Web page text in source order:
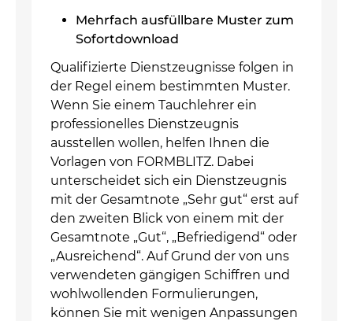
Mehrfach ausfüllbare Muster zum
Sofortdownload
Qualifizierte Dienstzeugnisse folgen in
der Regel einem bestimmten Muster.
Wenn Sie einem Tauchlehrer ein
professionelles Dienstzeugnis
ausstellen wollen, helfen Ihnen die
Vorlagen von FORMBLITZ. Dabei
unterscheidet sich ein Dienstzeugnis
mit der Gesamtnote „Sehr gut“ erst auf
den zweiten Blick von einem mit der
Gesamtnote „Gut“, „Befriedigend“ oder
„Ausreichend“. Auf Grund der von uns
verwendeten gängigen Schiffren und
wohlwollenden Formulierungen,
können Sie mit wenigen Anpassungen